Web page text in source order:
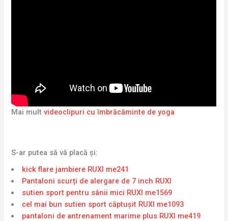
Mai multvideoclipuri cu îmbrăcăminte de yoga
S-ar putea să vă placă și:
kick flare jambiere RUXI me241
Pantaloni scurți de alergare de 7 inch RUXI
sutien sport pentru sânii mici RUXI me1569
cel mai bun sutien sport căptușit RUXI me1093
pantaloni de antrenament marime plus RUXI me419